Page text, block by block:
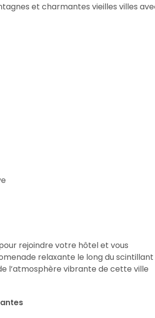
et charmantes vieilles villes
rejoindre votre hôtel et vous
relaxante le long du scintillant
l’atmosphère vibrante de cette ville